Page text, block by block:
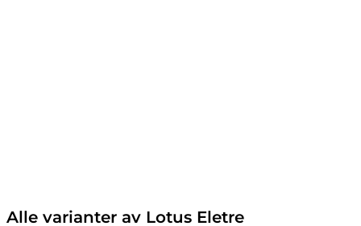
Alle varianter av Lotus Eletre